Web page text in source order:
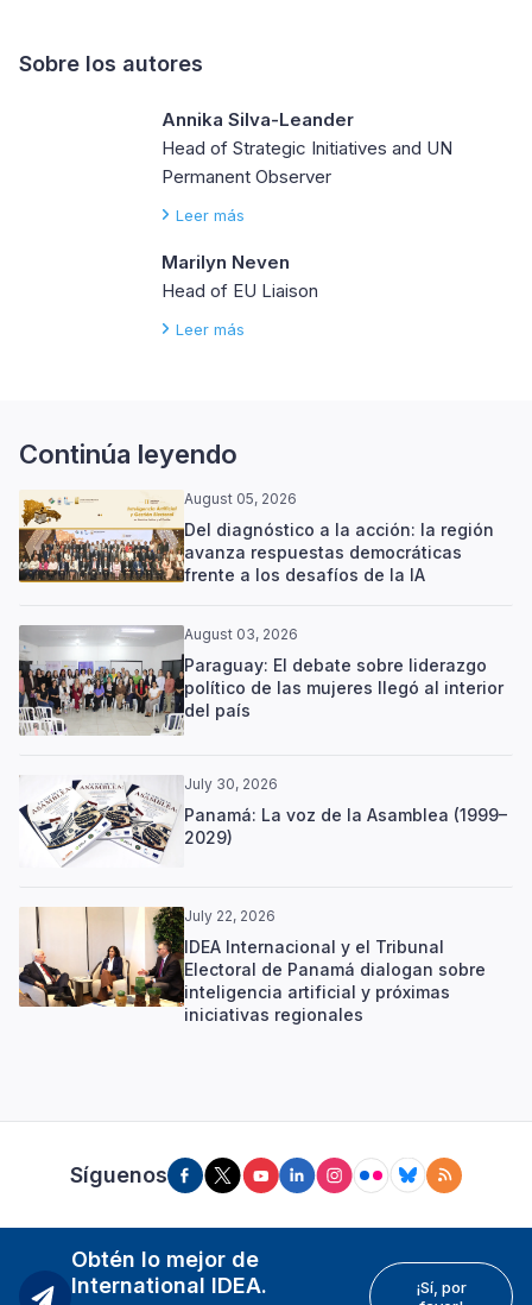
Sobre los autores
Annika Silva-Leander
Head of Strategic Initiatives and UN
Permanent Observer
Leer más
Marilyn Neven
Head of EU Liaison
Leer más
Continúa leyendo
August 05, 2026
Del diagnóstico a la acción: la región
avanza respuestas democráticas
frente a los desafíos de la IA
August 03, 2026
Paraguay: El debate sobre liderazgo
político de las mujeres llegó al interior
del país
July 30, 2026
Panamá: La voz de la Asamblea (1999–
2029)
July 22, 2026
IDEA Internacional y el Tribunal
Electoral de Panamá dialogan sobre
inteligencia artificial y próximas
iniciativas regionales
Síguenos
Obtén lo mejor de
International IDEA.
¡Sí, por